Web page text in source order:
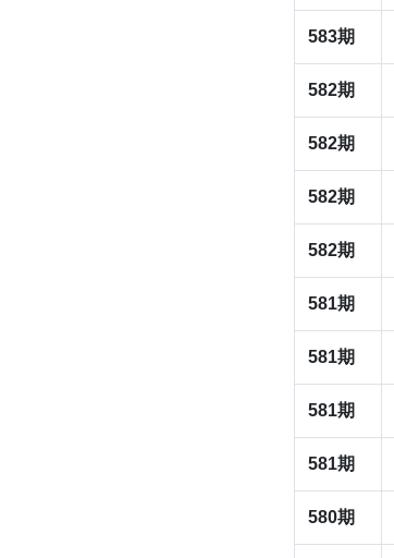
583期
582期
582期
582期
582期
581期
581期
581期
581期
580期